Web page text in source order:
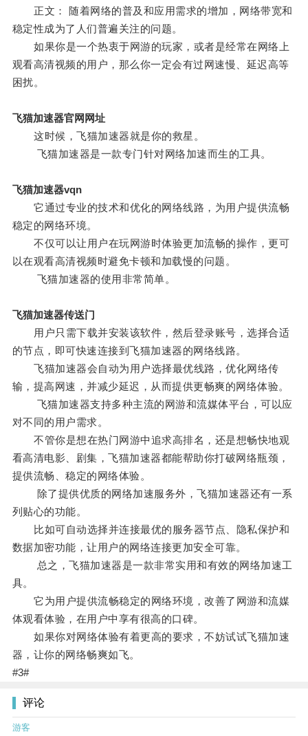
正文： 随着网络的普及和应用需求的增加，网络带宽和
稳定性成为了人们普遍关注的问题。
如果你是一个热衷于网游的玩家，或者是经常在网络上
观看高清视频的用户，那么你一定会有过网速慢、延迟高等
困扰。
飞猫加速器官网网址
这时候，飞猫加速器就是你的救星。
飞猫加速器是一款专门针对网络加速而生的工具。
飞猫加速器vqn
它通过专业的技术和优化的网络线路，为用户提供流畅
稳定的网络环境。
不仅可以让用户在玩网游时体验更加流畅的操作，更可
以在观看高清视频时避免卡顿和加载慢的问题。
飞猫加速器的使用非常简单。
飞猫加速器传送门
用户只需下载并安装该软件，然后登录账号，选择合适
的节点，即可快速连接到飞猫加速器的网络线路。
飞猫加速器会自动为用户选择最优线路，优化网络传
输，提高网速，并减少延迟，从而提供更畅爽的网络体验。
飞猫加速器支持多种主流的网游和流媒体平台，可以应
对不同的用户需求。
不管你是想在热门网游中追求高排名，还是想畅快地观
看高清电影、剧集，飞猫加速器都能帮助你打破网络瓶颈，
提供流畅、稳定的网络体验。
除了提供优质的网络加速服务外，飞猫加速器还有一系
列贴心的功能。
比如可自动选择并连接最优的服务器节点、隐私保护和
数据加密功能，让用户的网络连接更加安全可靠。
总之，飞猫加速器是一款非常实用和有效的网络加速工
具。
它为用户提供流畅稳定的网络环境，改善了网游和流媒
体观看体验，在用户中享有很高的口碑。
如果你对网络体验有着更高的要求，不妨试试飞猫加速
器，让你的网络畅爽如飞。
#3#
评论
游客